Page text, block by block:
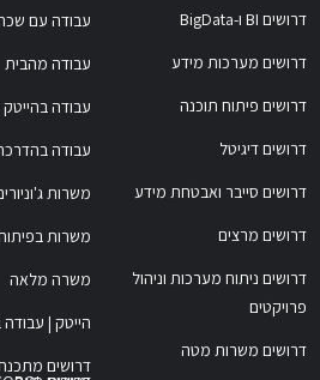
דרושים BI ו-BigData
דרושים מערכות מידע
דרושים פיתוח תוכנה
דרושים דיגיטל
דרושים סייבר ואבטחת מידע
דרושים מרצים
דרושים ניתוח מערכות וניהול
פרויקטים
דרושים משרות מטה
עבודה עם
עבודה מהבית
עבודה בהייטק
עבודה
משרות
משרות
משרה מלאה
הייטק | עבודה
דרושים